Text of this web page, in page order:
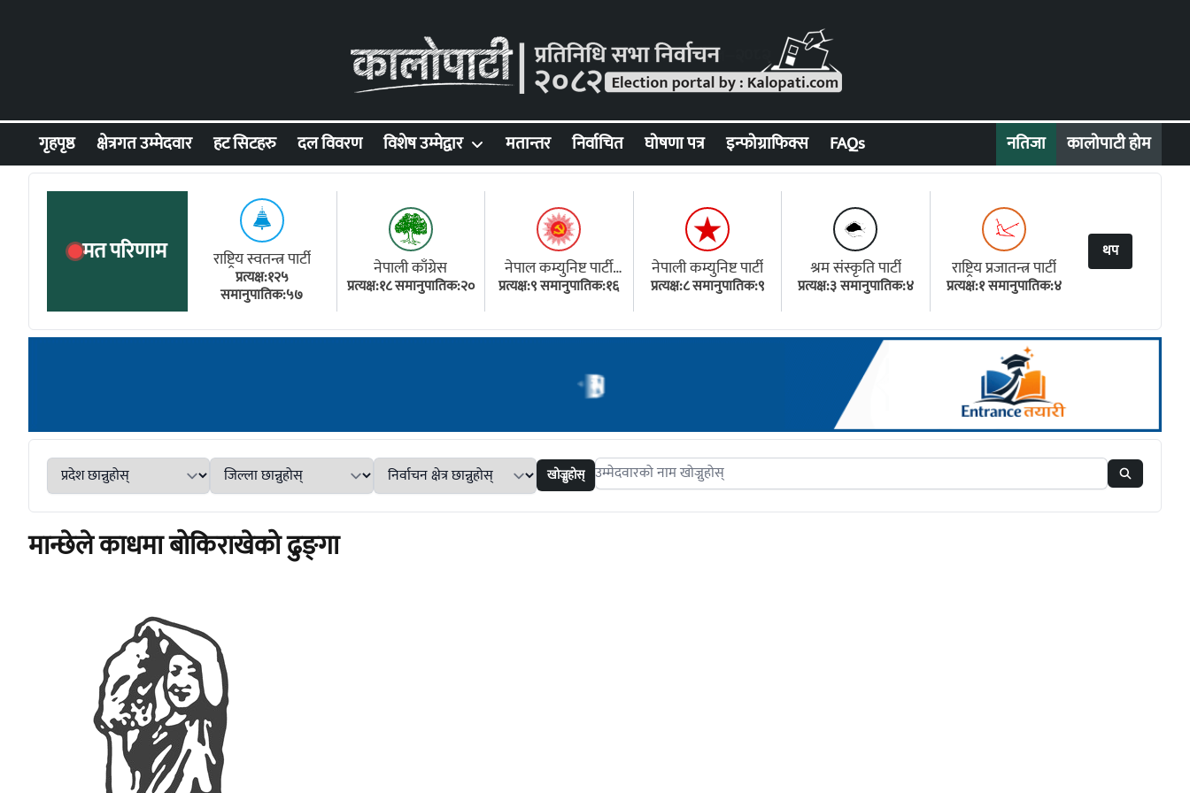
नतिजा कालोपाटी होम
गृहपृष्ठ क्षेत्रगत उम्मेदवार हट सिटहरु दल विवरण विशेष उम्मेद्वार मतान्तर निर्वाचित घोषणा पत्र इन्फोग्राफिक्स FAQs
मत परिणाम राष्ट्रिय स्वतन्त्र पार्टी
प्रत्यक्ष:१२५
समानुपातिक:५७
नेपाली काँग्रेस
प्रत्यक्ष:१८ समानुपातिक:२०
नेपाल कम्युनिष्ट पार्टी
(एमाले)
प्रत्यक्ष:९ समानुपातिक:१६
नेपाली कम्युनिष्ट पार्टी
प्रत्यक्ष:८ समानुपातिक:९
श्रम संस्कृति पार्टी
प्रत्यक्ष:३ समानुपातिक:४
राष्ट्रिय प्रजातन्त्र पार्टी
प्रत्यक्ष:१ समानुपातिक:४
थप
खोज्नुहोस् Search candidates
मान्छेले काधमा बोकिराखेको ढुङ्‌गा